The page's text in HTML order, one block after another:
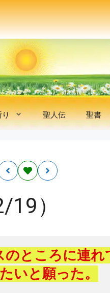
り 聖人伝 聖書
）
のところに連
いと願った。